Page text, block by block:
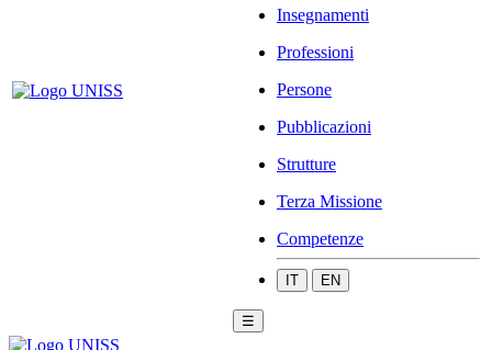
Insegnamenti
Professioni
Persone
Pubblicazioni
Strutture
Terza Missione
Competenze
IT EN
☰